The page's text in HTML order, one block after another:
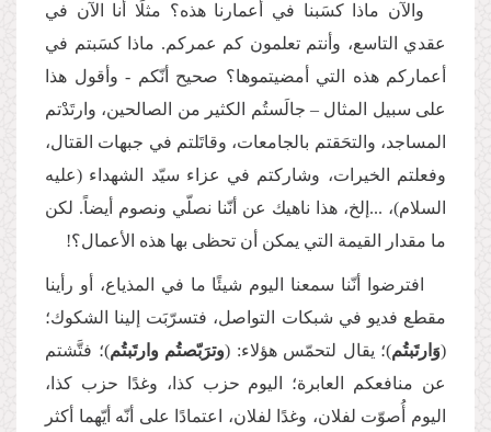
والآن ماذا كسَبنا في أعمارنا هذه؟ مثلًا أنا الآن في
عقدي التاسع، وأنتم تعلمون كم عمركم. ماذا كسَبتم في
أعماركم هذه التي أمضيتموها؟ صحيح أنّكم - وأقول هذا
على سبيل المثال – جالَستُم الكثير من الصالحين، وارتَدْتم
المساجد، والتحَقتم بالجامعات، وقاتَلتم في جبهات القتال،
وفعلتم الخيرات، وشاركتم في عزاء سيّد الشهداء (عليه
السلام)، ...إلخ، هذا ناهيك عن أنّنا نصلّي ونصوم أيضاً. لكن
ما مقدار القيمة التي يمكن أن تحظى بها هذه الأعمال؟!
افترضوا أنّنا سمعنا اليوم شيئًا ما في المذياع، أو رأينا
مقطع فديو في شبكات التواصل، فتسرّبَت إلينا الشكوك؛
(وَارتَبتُم)؛ يقال لتحمّس هؤلاء: (وترَبّصتُم وارتَبتُم)؛ فتَّشتم
عن منافعكم العابرة؛ اليوم حزب كذا، وغدًا حزب كذا،
اليوم أُصوّت لفلان، وغدًا لفلان، اعتمادًا على أنّه أيّهما أكثر